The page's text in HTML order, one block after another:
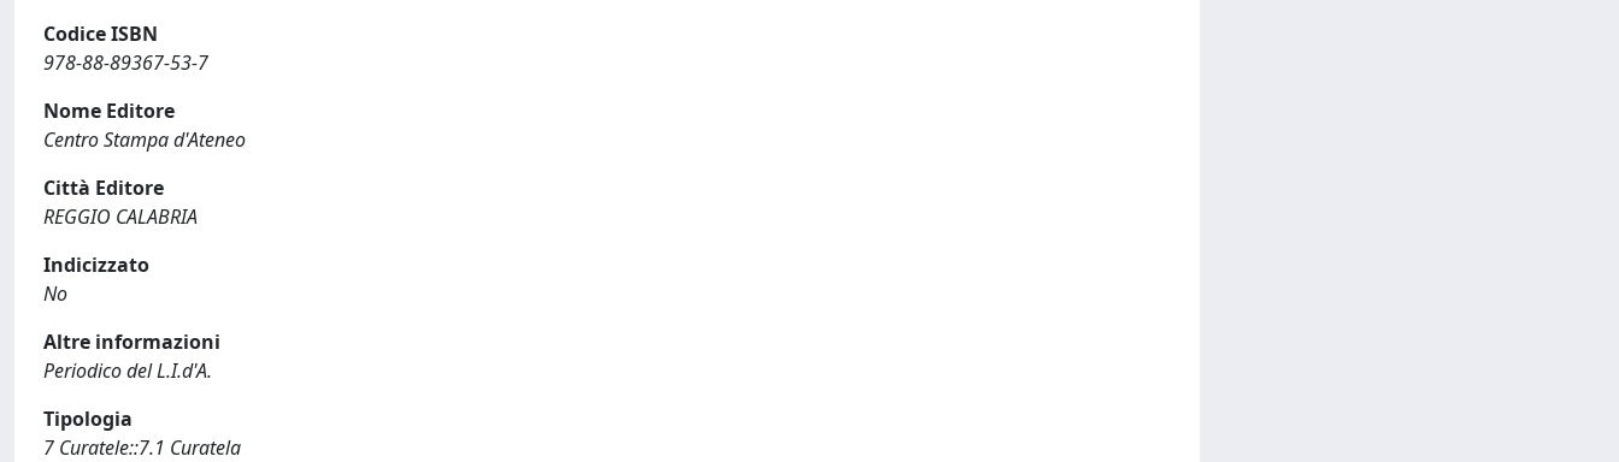
Codice ISBN
978-88-89367-53-7
Nome Editore
Centro Stampa d'Ateneo
Città Editore
REGGIO CALABRIA
Indicizzato
No
Altre informazioni
Periodico del L.I.d'A.
Tipologia
7 Curatele::7.1 Curatela